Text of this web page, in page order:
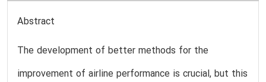
Abstract
The development of better methods for the
improvement of airline performance is crucial, but this